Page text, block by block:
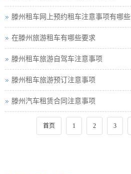
滕州租车网上预约租车注意事项有哪些
在滕州旅游租车有哪些要求
滕州租车旅游自驾车注意事项
滕州租车旅游预订注意事项
滕州汽车租赁合同注意事项
首页 1 2 3